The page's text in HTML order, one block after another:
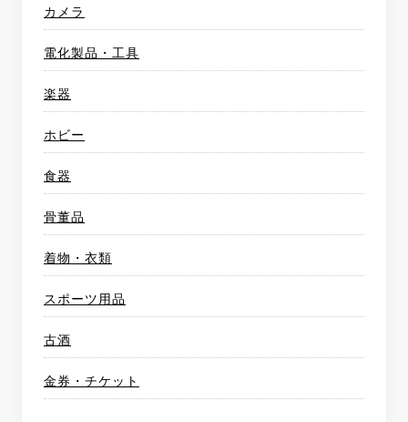
カメラ
電化製品・工具
楽器
ホビー
食器
骨董品
着物・衣類
スポーツ用品
古酒
金券・チケット